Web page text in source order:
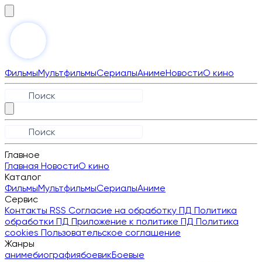
ФильмыМультфильмыСериалыАнимеНовостиО кино
Главное
Главная НовостиО кино
Каталог
ФильмыМультфильмыСериалыАниме
Сервис
Контакты RSS Согласие на обработку ПД Политика
обработки ПД Приложение к политике ПД Политика
cookies Пользовательское соглашение
Жанры
анимебиографиябоевикБоевые